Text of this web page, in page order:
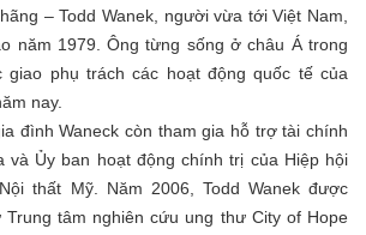
– Todd Wanek, người vừa tới Việt Nam,
năm 1979. Ông từng sống ở châu Á trong
giao phụ trách các hoạt động quốc tế của
nay.
đình Waneck còn tham gia hỗ trợ tài chính
và Ủy ban hoạt động chính trị của Hiệp hội
thất Mỹ. Năm 2006, Todd Wanek được
tâm nghiên cứu ung thư City of Hope